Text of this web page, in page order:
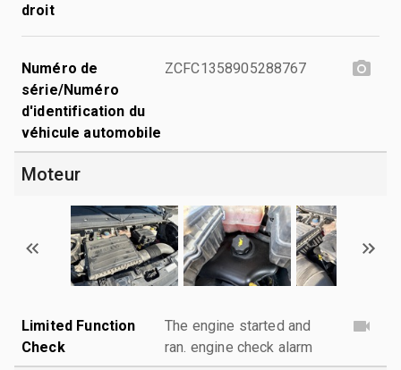
droit
Numéro de
série/Numéro
d'identification du
véhicule automobile
ZCFC1358905288767
Moteur
Limited Function
Check
The engine started and
ran. engine check alarm